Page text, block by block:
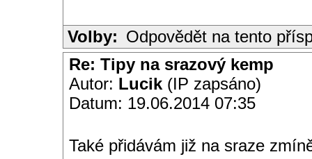
Volby: Odpovědět na tento
Re: Tipy na srazový kemp
Autor: Lucik (IP zapsáno)
Datum: 19.06.2014 07:35
Také přidávám již na sraze